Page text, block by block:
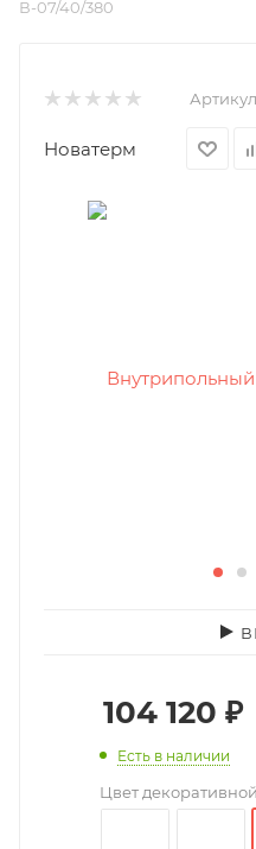
В-07/40/380
Новатерм
104 120 ₽
Есть в наличии
Цвет